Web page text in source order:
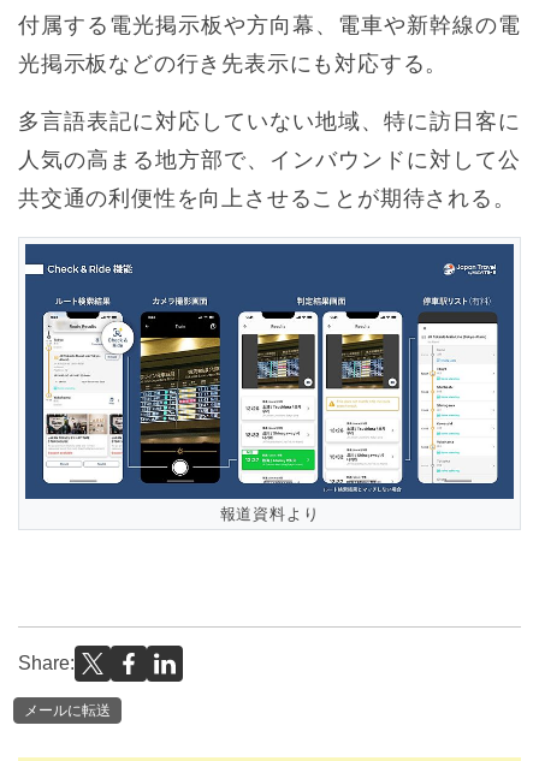
付属する電光掲示板や方向幕、電車や新幹線の電
光掲示板などの行き先表示にも対応する。
多言語表記に対応していない地域、特に訪日客に
人気の高まる地方部で、インバウンドに対して公
共交通の利便性を向上させることが期待される。
報道資料より
Share:
メールに転送